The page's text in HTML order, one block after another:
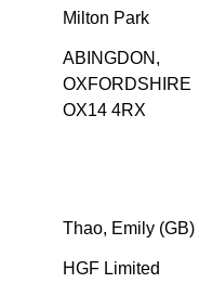
Milton Park
ABINGDON,
OXFORDSHIRE
OX14 4RX
Thao, Emily (GB)
HGF Limited